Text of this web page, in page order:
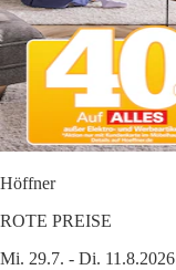
Höffner
ROTE PREISE
Mi. 29.7. - Di. 11.8.2026